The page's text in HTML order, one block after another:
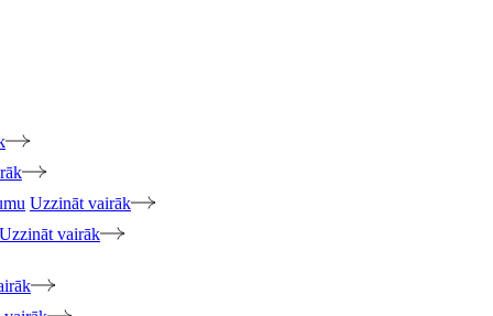
Uzzināt vairāk
Uzzināt vairāk